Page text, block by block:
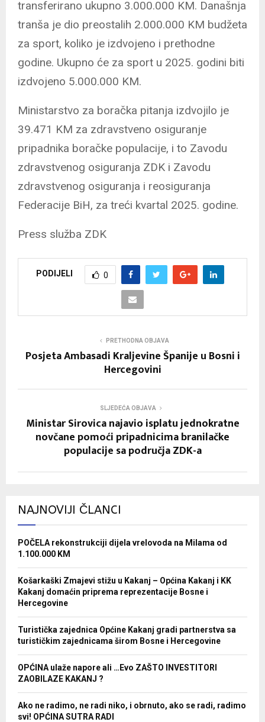
transferirano ukupno 3.000.000 KM. Današnja
tranša je dio preostalih 2.000.000 KM budžeta
za sport, koliko je izdvojeno i prethodne
godine. Ukupno će za sport u 2025. godini biti
izdvojeno 5.000.000 KM.
Ministarstvo za boračka pitanja izdvojilo je
39.471 KM za zdravstveno osiguranje
pripadnika boračke populacije, i to Zavodu
zdravstvenog osiguranja ZDK i Zavodu
zdravstvenog osiguranja i reosiguranja
Federacije BiH, za treći kvartal 2025. godine.
Press služba ZDK
PODIJELI 0
PRETHODNA OBJAVA
Posjeta Ambasadi Kraljevine Španije u Bosni i
Hercegovini
SLJEDEĆA OBJAVA
Ministar Sirovica najavio isplatu jednokratne
novčane pomoći pripadnicima branilačke
populacije sa područja ZDK-a
NAJNOVIJI ČLANCI
POČELA rekonstrukciji dijela vrelovoda na Milama od
1.100.000 KM
Košarkaški Zmajevi stižu u Kakanj – Općina Kakanj i KK
Kakanj domaćin priprema reprezentacije Bosne i
Hercegovine
Turistička zajednica Općine Kakanj gradi partnerstva sa
turističkim zajednicama širom Bosne i Hercegovine
OPĆINA ulaže napore ali …Evo ZAŠTO INVESTITORI
ZAOBILAZE KAKANJ ?
Ako ne radimo, ne radi niko, i obrnuto, ako se radi, radimo
svi! OPĆINA SUTRA RADI